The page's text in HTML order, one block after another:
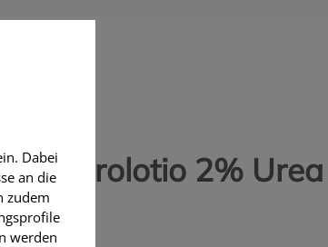
GMBH
Hydrolotio 2% Urea
Dabei
an die
zudem
werden